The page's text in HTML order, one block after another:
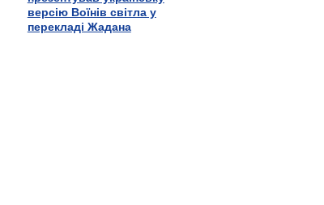
версію Воїнів світла у
перекладі Жадана